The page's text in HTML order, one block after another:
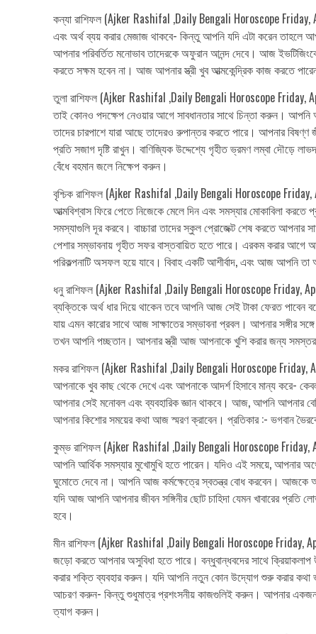
কন্যা রাশিফল (Ajker Rashifal ,Daily Bengali Horoscope Friday,
এবং অর্থ ব্যয় করার মেজাজ থাকবে- কিন্তু আপনি যদি এটা করেন তাহলে
আপনার পরিবর্তিত মনোভাব তাদেরকে অফুরান আনন্দ দেবে। আজ
করতে সক্ষম হবেন না। আজ আপনার স্ত্রী খুব আত্মকেন্দ্রিক কাজ করতে
তুলা রাশিফল (Ajker Rashifal ,Daily Bengali Horoscope Friday,
তাই কোনও পদক্ষেপ নেওয়ার আগে সাবধানতার সাথে চিন্তা করুন। আপনি
তাদের চারপাশে যারা আছে তাদেরও রুপান্তর করতে পারে। আপনার
প্রতি সজাগ দৃষ্টি রাখুন। বাণিজ্যিক উদ্দেশ্যে গৃহীত ভ্রমণ লম্বা দৌড়ে
বেঁধে বহমান জলে নিক্ষেপ করুন।
বৃশ্চিক রাশিফল (Ajker Rashifal ,Daily Bengali Horoscope Friday,
আত্মবিশ্বাস ফিরে পেতে নিজেকে মেলে দিন এবং সমস্যার মোকাবিলা
সমস্যাগুলি দূর করবে। বাচ্চারা তাদের স্কুল প্রোজেক্ট শেষ করতে
পেশার সম্ভাবনায় গৃহীত সফর বাস্তবায়িত হতে পারে। এরকম করার
পরিকল্পনাটি অসফল হয়ে যাবে। বিবাহ একটি আশীর্বাদ, এবং আজ আপনি
ধনু রাশিফল (Ajker Rashifal ,Daily Bengali Horoscope Friday, April
ব্যক্তিকে অর্থ ধার দিয়ে থাকেন তবে আপনি আজ সেই টাকা ফেরত পাবেন
যায় এমন কারোর সাথে আজ সাক্ষাতের সম্ভাবনা প্রবল। আপনার সঙ্গীর
তখন আপনি পচ্ছতান। আপনার স্ত্রী আজ আপনাকে খুশি করার জন্য সমস্তরকম
মকর রাশিফল (Ajker Rashifal ,Daily Bengali Horoscope Friday,
আপনাকে খুব কাছ থেকে দেখে এবং আপনাকে আদর্শ হিসাবে মান্য করে-
আপনার সেই মনোবল এবং ব্যবহারিক জ্ঞান থাকবে। আজ, আপনি আপনার
আপনার কিশোর সময়ের কথা আজ স্মরণ ক্রাবেন। প্রতিকার :- ভগবান
কুম্ভ রাশিফল (Ajker Rashifal ,Daily Bengali Horoscope Friday,
আপনি আর্থিক সমস্যার মুখোমুখি হতে পারেন। যদিও এই সময়ে, আপনার
ঘুমোতে দেবে না। আপনি আজ কর্মক্ষেত্রে স্বতন্ত্র বোধ করবেন। আজকে
যদি আজ আপনি আপনার জীবন সঙ্গিনীর ছোট চাহিদা যেমন খাবারের প্রতি
হবে।
মীন রাশিফল (Ajker Rashifal ,Daily Bengali Horoscope Friday,
জড়ো করতে আপনার অসুবিধা হতে পারে। বন্ধুবান্ধবদের সাথে
করার শক্তি ব্যবহার করুন। যদি আপনি নতুন কোন উদ্যোগ শুরু করার কথা
আচরণ করুন- কিন্তু শুধুমাত্র প্রশংসনীয় কাজগুলিই করুন। আপনার একজন
ত্যাগ করুন।